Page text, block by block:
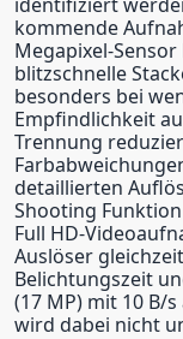
kommende
Megapixel-
blitzschnelle
besonders bei
Empfindlichkeit
Trennung
detaillierten
Shooting
Full HD-
Auslöser
Belichtungszeit
(17 MP) mit 10 B/
wird dabei nicht